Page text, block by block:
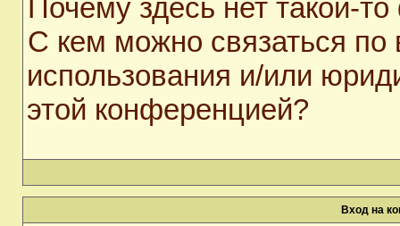
Почему здесь нет такой-
С кем можно связаться по
использования и/или
этой конференцией?
Вход на